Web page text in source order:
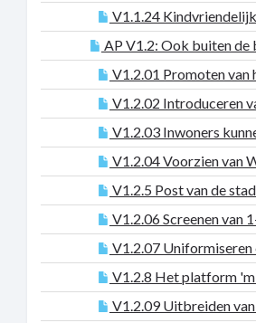
V1.1.24
AP V1.2: Ook buiten
V1.2.01 Promoten van
V1.2.02 Introduceren
V1.2.03 Inwoners
V1.2.04 Voorzien van
V1.2.5 Post van de
V1.2.06 Screenen van
V1.2.07 Uniformiseren
V1.2.8 Het platform
V1.2.09 Uitbreiden